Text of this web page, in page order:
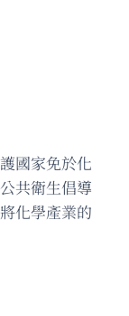
國家免於化
共衛生倡導
化學產業的